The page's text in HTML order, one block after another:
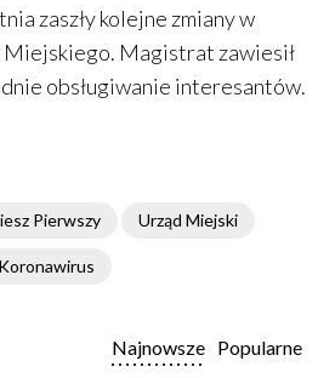
zaszły kolejne zmiany w
Magistrat zawiesił
obsługiwanie interesantów.
Pierwszy Urząd Miejski
Koronawirus
Popularne
Najnowsze